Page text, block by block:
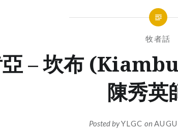
牧者話
– 坎布
陳秀英
Posted byYLGC on